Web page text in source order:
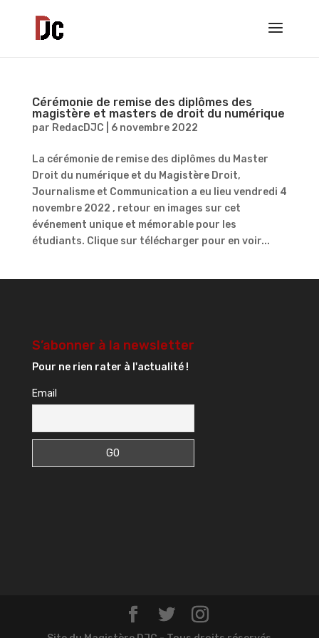
Cérémonie de remise des diplômes des
magistère et masters de droit du numérique
par RedacDJC 6 novembre 2022
La cérémonie de remise des diplômes du Master
Droit du numérique et du Magistère Droit,
Journalisme et Communication a eu lieu vendredi 4
novembre 2022 , retour en images sur cet
événement unique et mémorable pour les
étudiants. Clique sur télécharger pour en voir...
S’abonner à la newsletter
Pour ne rien rater à l'actualité !
Email